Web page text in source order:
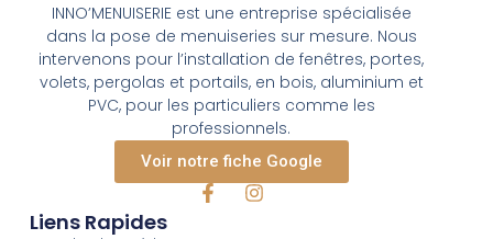
INNO’MENUISERIE est une entreprise spécialisée
dans la pose de menuiseries sur mesure. Nous
intervenons pour l’installation de fenêtres, portes,
volets, pergolas et portails, en bois, aluminium et
PVC, pour les particuliers comme les
professionnels.
Voir notre fiche Google
F
a
I
Liens Rapides